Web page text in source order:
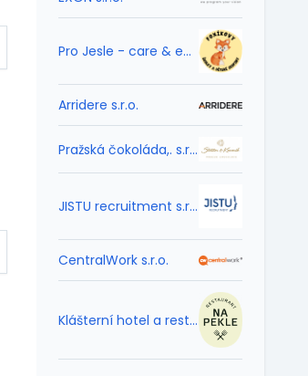
Pro Jesle - care & edu o.p.s.
Arridere s.r.o.
Pražská čokoláda,. s.r.o.
JISTU recruitment s.r.o.
CentralWork s.r.o.
Klášterní hotel a restaurace Strahov s.r.o.